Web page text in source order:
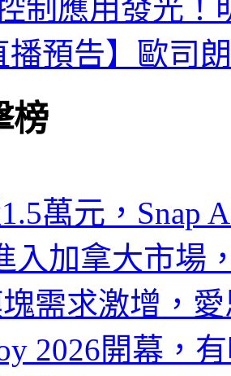
制應用發光！
播預告】歐司
榜
萬元，Snap
入加拿大市場
需求激增，
2026開幕，